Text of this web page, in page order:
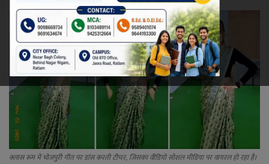
रेलवे
खेल
ज्योतिष
कला-साहित्य
निर्वाचन
क्लास रूम में भोजपुरी गीत पर डांस करती टीचर, जिसका वीडियो सोशल मीडिया पर वायरल हो रहा है।